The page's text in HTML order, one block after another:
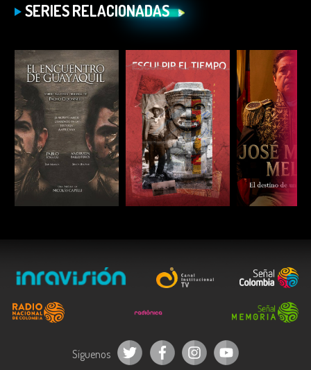
SERIES RELACIONADAS
ESCUCHAR ESCUCHAR
Síguenos